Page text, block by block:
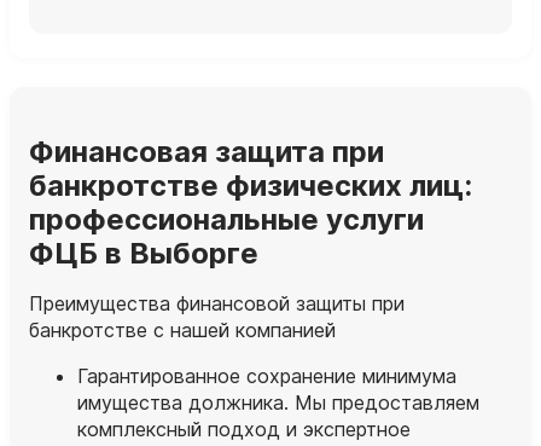
Финансовая защита при
банкротстве физических лиц:
профессиональные услуги
ФЦБ в Выборге
Преимущества финансовой защиты при
банкротстве с нашей компанией
Гарантированное сохранение минимума
имущества должника. Мы предоставляем
комплексный подход и экспертное